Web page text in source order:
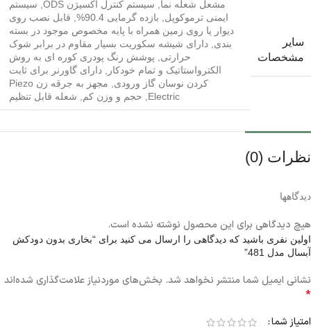
سایر
مشخصات
مشعل شعله نما سیستم کنترل اکسیژن ODS
سیستم
ایمنی ترموکوپل
بازده گرمایی 90.4%
قابل نصب روی
دیوار یا روی زمین همراه با پایه مخصوص موجود در بسته
بندی دارای شیشه سکوریت بسیار مقاوم در برابر شوک
حرارتی
پوشش رنگ پودری کوره ای به روش
الکترواستاتیک و تمام خودکار
دارای گاورنر برای ثابت
کردن نوسان گاز ورودی
مجهز به جرقه زن Piezo
Electric
حجم و وزن کم شعله قابل تنظیم
نظرات (0)
دیدگاهها
هیچ دیدگاهی برای این محصول نوشته نشده است.
اولین نفری باشید که دیدگاهی را ارسال می کنید برای “بخاری بدون دودکش
آبسال مدل 481”
نشانی ایمیل شما منتشر نخواهد شد. بخش‌های موردنیاز علامت‌گذاری شده‌اند
*
امتیاز شما